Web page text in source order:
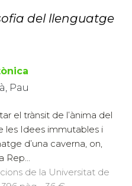
del llenguatge
Pau
el trànsit de l’ànima del
les Idees immutables i
d’una caverna, on,
Rep...
de la Universitat de